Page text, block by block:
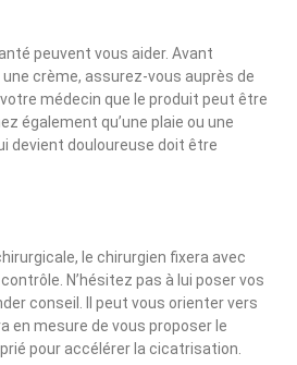
peuvent vous aider. Avant
une crème, assurez-vous auprès de
médecin que le produit peut être
également qu’une plaie ou une
devient douloureuse doit être
le chirurgien fixera avec
N’hésitez pas à lui poser vos
conseil. Il peut vous orienter vers
en mesure de vous proposer le
pour accélérer la cicatrisation.